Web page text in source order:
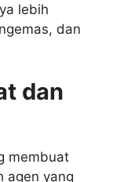
lebih
dan
dan
membuat
agen yang